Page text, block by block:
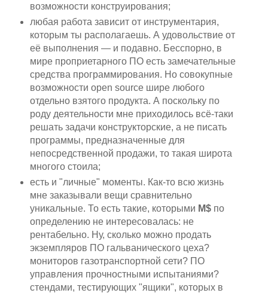
возможности конструирования;
любая работа зависит от инструментария,
которым ты располагаешь. А удовольствие от
её выполнения — и подавно. Бесспорно, в
мире проприетарного ПО есть замечательные
средства программирования. Но совокупные
возможности open source шире любого
отдельно взятого продукта. А поскольку по
роду деятельности мне приходилось всё-таки
решать задачи конструкторские, а не писать
программы, предназначенные для
непосредственной продажи, то такая широта
многого стоила;
есть и "личные" моменты. Как-то всю жизнь
мне заказывали вещи сравнительно
уникальные. То есть такие, которыми M$по
определению не интересовалась: не
рентабельно. Ну, сколько можно продать
экземпляров ПО гальванического цеха?
мониторов газотранспортной сети? ПО
управления прочностными испытаниями?
стендами, тестирующих "ящики", которых в